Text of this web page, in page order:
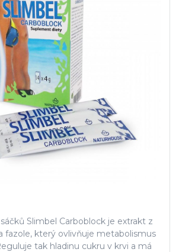
Slimbel Carboblock je extrakt z
fazole, který ovlivňuje metabolismus
tak hladinu cukru v krvi a má